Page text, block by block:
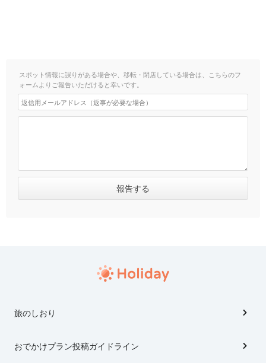
スポット情報に誤りがある場合や、移転・閉店している場合は、こちらのフ
ォームよりご報告いただけると幸いです。
旅のしおり
おでかけプラン投稿ガイドライン